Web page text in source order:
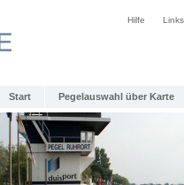
Hilfe Links
Start Pegelauswahl über Karte